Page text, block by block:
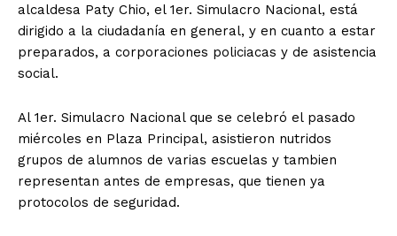
alcaldesa Paty Chio, el 1er. Simulacro Nacional, está
dirigido a la ciudadanía en general, y en cuanto a estar
preparados, a corporaciones policiacas y de asistencia
social.
Al 1er. Simulacro Nacional que se celebró el pasado
miércoles en Plaza Principal, asistieron nutridos
grupos de alumnos de varias escuelas y tambien
representan antes de empresas, que tienen ya
protocolos de seguridad.